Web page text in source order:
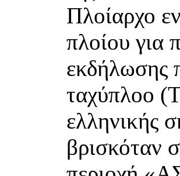
Πλοίαρχο
πλοίου για
εκδήλωσης
ταχύπλοο
ελληνικής
βρισκόταν